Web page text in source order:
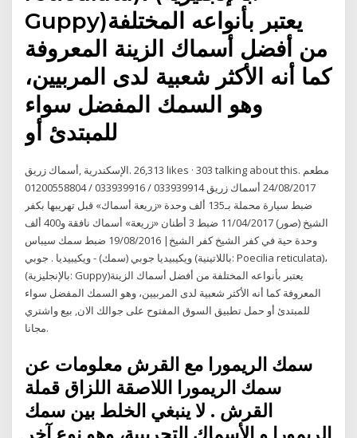
Guppy)‏ يعتبر بأنواعه المختلفة
من أفضل أسماك الزينة المعروفة
كما أنه الأكثر شعبية لدى المربيين،
وهو السمك المفضل سواء
للمبتدئ أو
‎أسماك زريق‎, ‎الإسكندرية‎. 26,313 likes · 303 talking about this. ‎مطعم
أسماك زريق 033939914 / 033939916 / 01200558804‎ 24/08/2017
ضبط سيارة محملة بـ135 ألف وحدة «زريعة أسماك» قبل تهريبها بكفر
الشيخ (صور) 11/04/2017 ضبط 3 أطنان «زريعة» أسماك نافقة و400 ألف
وحدة حية في كفر الشيخ كفر الشيخ| 19/08/2016 ضبط سمك سيباس
ويكيبيديا جوبي (سمك) - ويكيبيديا . جوبي (باللاتينية: Poecilia reticulata)،
(بالإنجليزية: Guppy)‏ يعتبر بأنواعه المختلفة من أفضل أسماك الزينة
المعروفة كما أنه الأكثر شعبية لدى المربيين، وهو السمك المفضل سواء
للمبتدئ أو حمل تطبيق السوق المفتوح على جوالك الان, بيع واشتري
مجانا.
سمك الريمورا مع القرش معلومات عن
سمك الريمورا اللاصقة اللزاق قملة
القرش . لا ينبغي الخلط بين سمك